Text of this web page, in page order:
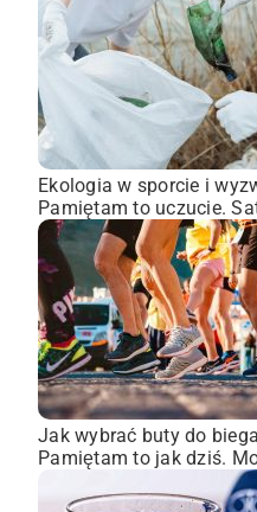
Ekologia w sporcie i
Pamiętam to uczucie.
Jak wybrać buty do
Pamiętam to jak dziś.